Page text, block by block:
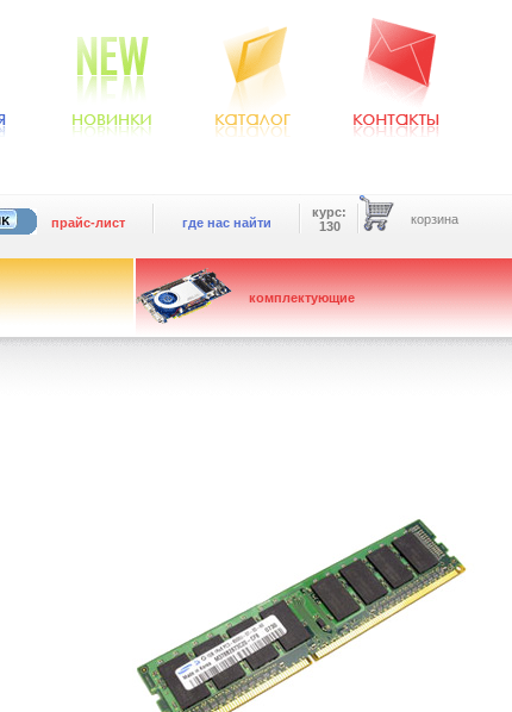
прайс-лист где нас найти
курс:
130
корзина
комплектующие